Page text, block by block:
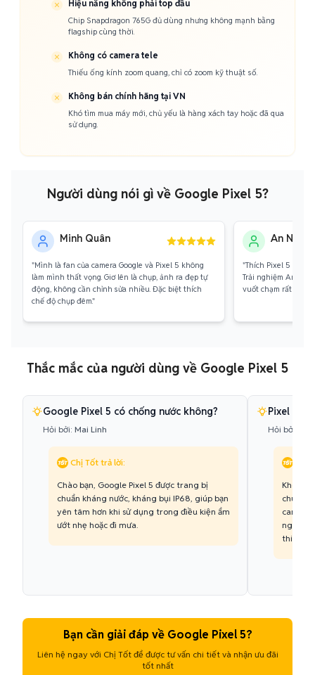
Hiệu năng không phải top đầu
Chip Snapdragon 765G đủ dùng nhưng không mạnh bằng
flagship cùng thời.
Không có camera tele
Thiếu ống kính zoom quang, chỉ có zoom kỹ thuật số.
Không bán chính hãng tại VN
Khó tìm mua máy mới, chủ yếu là hàng xách tay hoặc đã qua
sử dụng.
Người dùng nói gì về Google Pixel 5?
Minh Quân
"Mình là fan của camera Google và Pixel 5 không
làm mình thất vọng. Giơ lên là chụp, ảnh ra đẹp tự
động, không cần chỉnh sửa nhiều. Đặc biệt thích
chế độ chụp đêm."
An Nhiên
"Thích Pixel 5 vì sự
Trải nghiệm
vuốt chạm rất trôi
Thắc mắc của người dùng về Google Pixel 5
Google Pixel 5 có chống nước không?
Hỏi bởi: Mai Linh
Chị Tốt trả lời:
Chào bạn, Google Pixel 5 được trang bị
chuẩn kháng nước, kháng bụi IP68, giúp bạn
yên tâm hơn khi sử dụng trong điều kiện ẩm
ướt nhẹ hoặc đi mưa.
Pixel 5
Hỏi bởi:
Không,
chuyên
camera
nghệ
thiện
Bạn cần giải đáp về Google Pixel 5?
Liên hệ ngay với Chị Tốt để được tư vấn chi tiết và nhận ưu đãi
tốt nhất